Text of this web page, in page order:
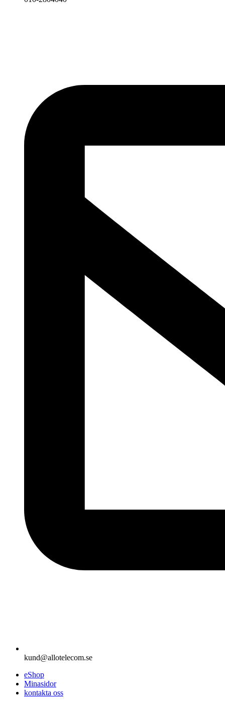
kund@allotelecom.se
eShop
Minasidor
kontakta oss